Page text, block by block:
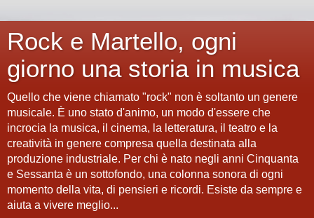
Rock e Martello, ogni
giorno una storia in musica
Quello che viene chiamato "rock" non è soltanto un genere
musicale. È uno stato d'animo, un modo d'essere che
incrocia la musica, il cinema, la letteratura, il teatro e la
creatività in genere compresa quella destinata alla
produzione industriale. Per chi è nato negli anni Cinquanta
e Sessanta è un sottofondo, una colonna sonora di ogni
momento della vita, di pensieri e ricordi. Esiste da sempre e
aiuta a vivere meglio...